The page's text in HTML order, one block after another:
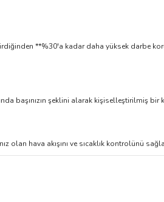
**%30'a kadar daha yüksek darbe
başınızın şeklini alarak kişiselleştirilmiş bir
hava akışını ve sıcaklık kontrolünü